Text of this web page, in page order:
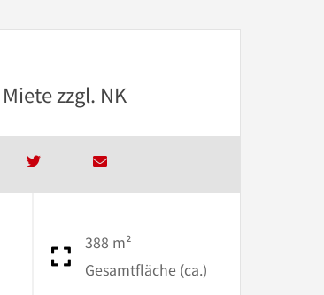
Miete zzgl. NK
388 m²
Gesamtfläche (ca.)